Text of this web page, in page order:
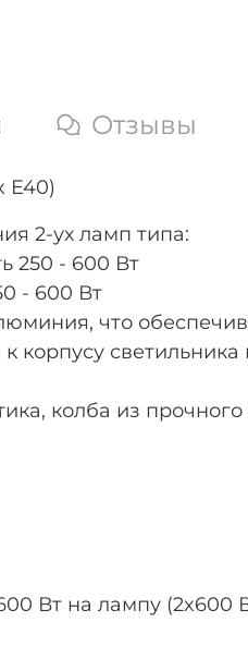
Отзывы
E40)
2-ух ламп типа:
250 - 600 Вт
- 600 Вт
что
корпусу
колба из прочного
Вт на лампу (2x600